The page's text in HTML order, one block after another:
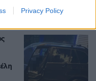
Privacy Policy